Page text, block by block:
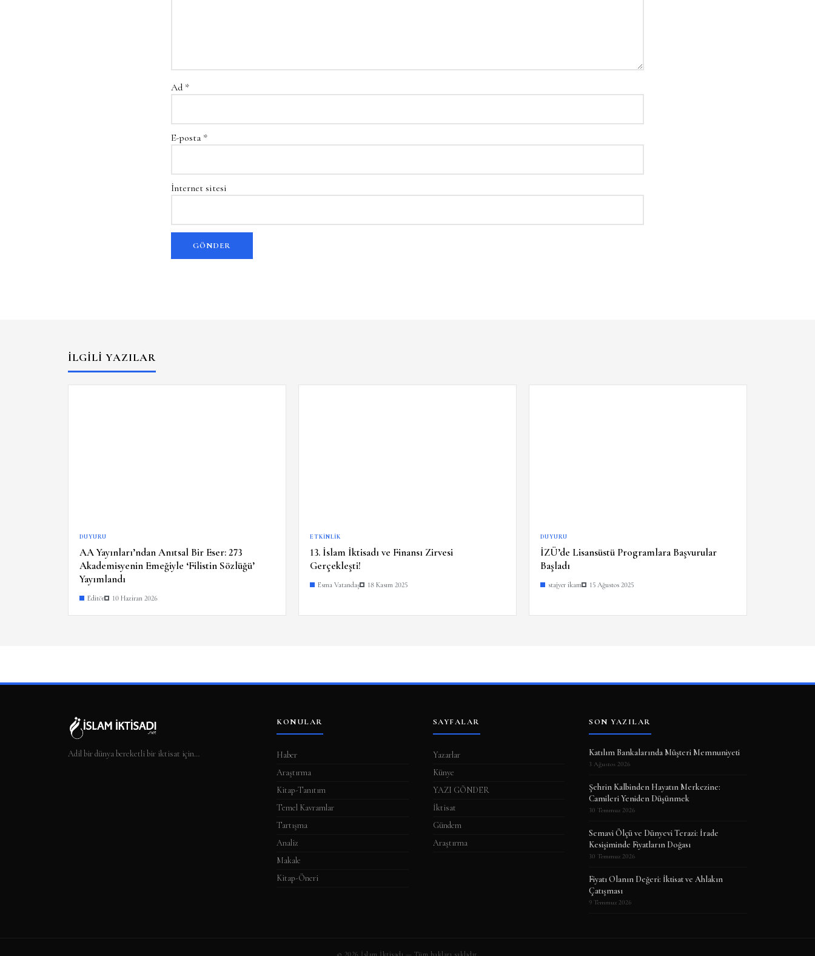
Ad *
E-posta *
İnternet sitesi
İLGILI YAZILAR
DUYURU
AA Yayınları’ndan Anıtsal Bir Eser: 273
Akademisyenin Emeğiyle ‘Filistin Sözlüğü’
Yayımlandı
Editör 10 Haziran 2026
ETKINLIK
13. İslam İktisadı ve Finansı Zirvesi
Gerçekleşti!
Esma Vatandaş 18 Kasım 2025
DUYURU
İZÜ’de Lisansüstü Programlara Başvurular
Başladı
stajyer ikam 15 Ağustos 2025
Adil bir dünya bereketli bir iktisat için…
KONULAR
Haber
Araştırma
Kitap-Tanıtım
Temel Kavramlar
Tartışma
Analiz
Makale
Kitap-Öneri
SAYFALAR
Yazarlar
Künye
YAZI GÖNDER
İktisat
Gündem
Araştırma
SON YAZILAR
Katılım Bankalarında Müşteri Memnuniyeti
3 Ağustos 2026
Şehrin Kalbinden Hayatın Merkezine:
Camileri Yeniden Düşünmek
30 Temmuz 2026
Semavi Ölçü ve Dünyevi Terazi: İrade
Kesişiminde Fiyatların Doğası
30 Temmuz 2026
Fiyatı Olanın Değeri: İktisat ve Ahlakın
Çatışması
9 Temmuz 2026
© 2026 İslam İktisadı — Tüm hakları saklıdır.